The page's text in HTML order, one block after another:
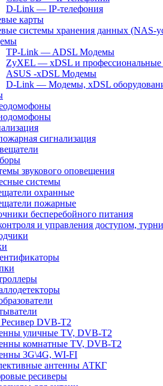
D-Link — IP-телефония
карты
системы хранения данных (NAS-
TP-Link — ADSL Модемы
ZyXEL — xDSL и
ASUS -xDSL Модемы
D-Link — Модемы, xDSL
сигнализация
звукового оповещения
системы
охранные
пожарные
бесперебойного питания
и управления доступом,
DVB-T2
уличные TV, DVB-T2
комнатные TV, DVB-T2
3G\4G, WI-FI
антенны АТКГ
ресиверы